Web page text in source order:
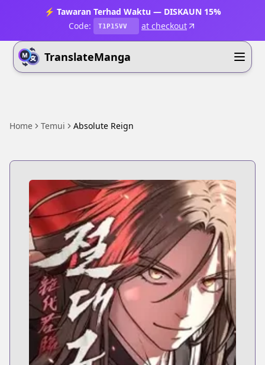
⚡ Tawaran Terhad Waktu — DISKAUN 15%
Code:
T1P15VV at checkout
TranslateManga
Home Temui Absolute Reign